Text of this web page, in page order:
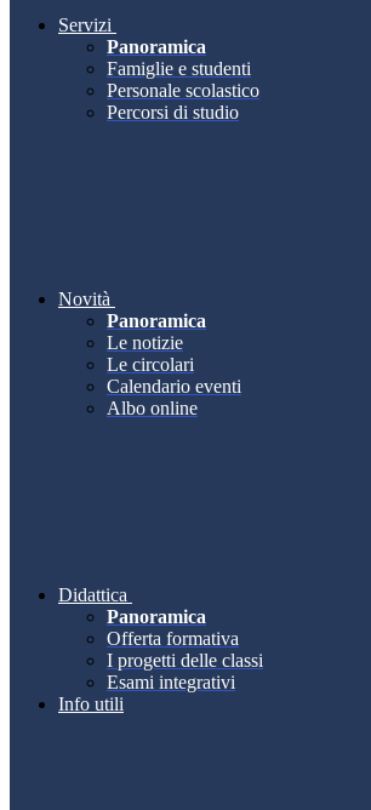
Servizi
Panoramica
Famiglie e studenti
Personale scolastico
Percorsi di studio
Novità
Panoramica
Le notizie
Le circolari
Calendario eventi
Albo online
Didattica
Panoramica
Offerta formativa
I progetti delle classi
Esami integrativi
Info utili